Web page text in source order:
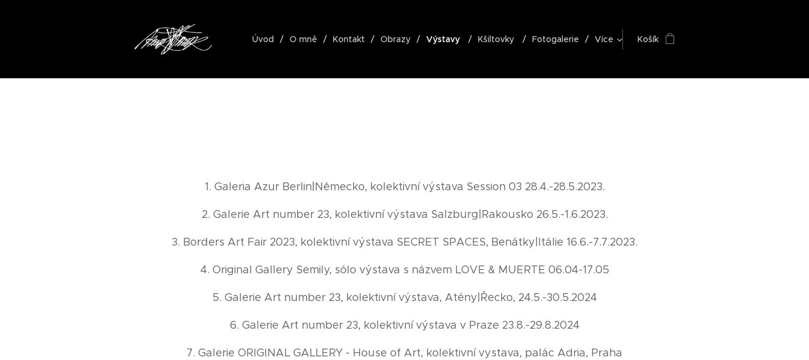
Úvod O mně Kontakt Obrazy Výstavy Kšiltovky Fotogalerie Více Košík
1. Galeria Azur Berlin|Německo, kolektivní výstava Session 03 28.4.-28.5.2023.
2. Galerie Art number 23, kolektivní výstava Salzburg|Rakousko 26.5.-1.6.2023.
3. Borders Art Fair 2023, kolektivní výstava SECRET SPACES, Benátky|Itálie 16.6.-7.7.2023.
4. Original Gallery Semily, sólo výstava s názvem LOVE & MUERTE 06.04-17.05
5. Galerie Art number 23, kolektivní výstava, Atény|Řecko, 24.5.-30.5.2024
6. Galerie Art number 23, kolektivní výstava v Praze 23.8.-29.8.2024
7. Galerie ORIGINAL GALLERY - House of Art, kolektivní vystava, palác Adria, Praha